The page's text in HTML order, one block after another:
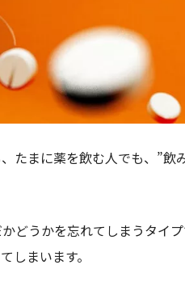
たまに薬を飲む人でも、”
どうかを忘れてしまうタイ
しまいます。